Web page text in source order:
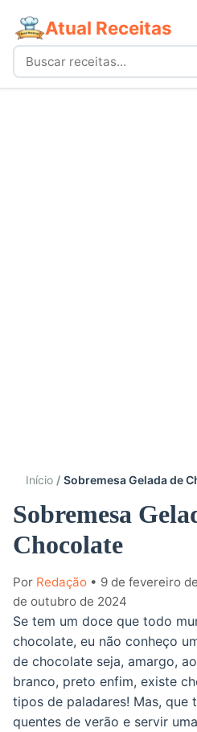
Atual Receitas
Buscar
por:
Início Sobremesa Gelada de
Sobremesa
Chocolate
Por Redação • 9 de fevereiro
de outubro de 2024
Se tem um doce que todo
chocolate, eu não conheço
de chocolate seja, amargo,
branco, preto enfim, existe
tipos de paladares! Mas, que
quentes de verão e servir